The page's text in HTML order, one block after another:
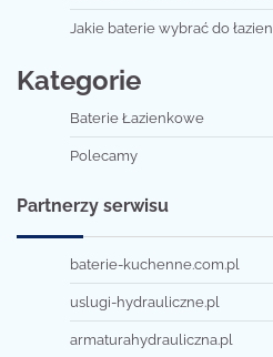
Jakie baterie wybrać do
Kategorie
Baterie Łazienkowe
Polecamy
Partnerzy serwisu
baterie-kuchenne.com.pl
uslugi-hydrauliczne.pl
armaturahydrauliczna.pl